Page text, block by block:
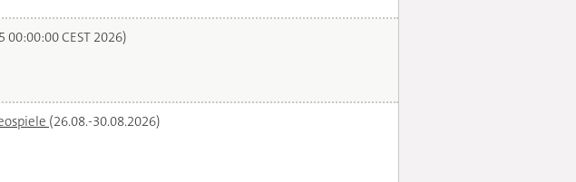
00:00:00 CEST 2026)
(26.08.-30.08.2026)